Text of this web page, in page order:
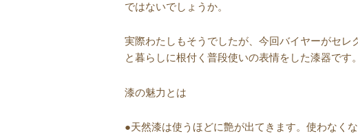
ではないでしょうか。
実際わたしもそうでしたが、今回バイヤーがセレ
と暮らしに根付く普段使いの表情をした漆器です
漆の魅力とは
●天然漆は使うほどに艶が出てきます。使わなく